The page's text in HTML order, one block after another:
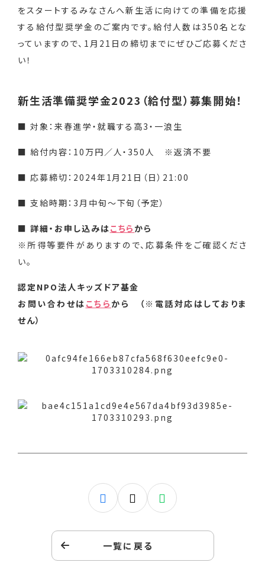
をスタートするみなさんへ新生活に向けての準備を応援
する給付型奨学金のご案内です。給付人数は350名とな
っていますので、1月21日の締切までにぜひご応募くださ
い！
新生活準備奨学金2023（給付型）募集開始！
■ 対象：来春進学・就職する高3・一浪生
■ 給付内容：10万円／人・350人 ※返済不要
■ 応募締切：2024年1月21日（日）21:00
■ 支給時期：3月中旬〜下旬（予定）
■ 詳細・お申し込みはこちら から
※所得等要件がありますので、応募条件をご確認くださ
い。
認定NPO法人キッズドア基金
お問い合わせは こちら から （※電話対応はしておりま
せん）
一覧に戻る